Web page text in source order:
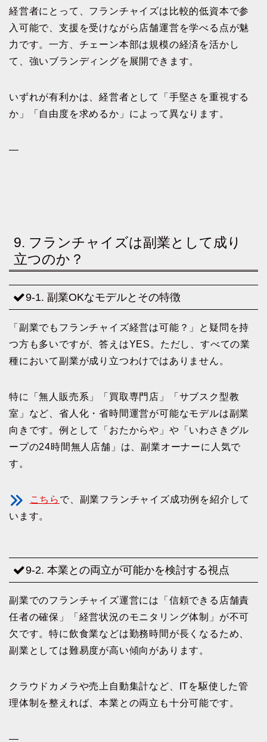
経営者にとって、フランチャイズは比較的低資本で参
入可能で、支援を受けながら店舗運営を学べる点が魅
力です。一方、チェーン本部は規模の経済を活かし
て、強いブランディングを展開できます。
いずれが有利かは、経営者として「手堅さを重視する
か」「自由度を求めるか」によって異なります。
—
9. フランチャイズは副業として成り
立つのか？
9-1. 副業OKなモデルとその特徴
「副業でもフランチャイズ経営は可能？」と疑問を持
つ方も多いですが、答えはYES。ただし、すべての業
種において副業が成り立つわけではありません。
特に「無人販売系」「買取専門店」「サブスク型教
室」など、省人化・省時間運営が可能なモデルは副業
向きです。例として「おたからや」や「いわさきグル
ープの24時間無人店舗」は、副業オーナーに人気で
す。
こちら で、副業フランチャイズ成功例を紹介して
います。
9-2. 本業との両立が可能かを検討する視点
副業でのフランチャイズ運営には「信頼できる店舗責
任者の確保」「経営状況のモニタリング体制」が不可
欠です。特に飲食業などは勤務時間が長くなるため、
副業としては難易度が高い傾向があります。
クラウドカメラや売上自動集計など、ITを駆使した管
理体制を整えれば、本業との両立も十分可能です。
—